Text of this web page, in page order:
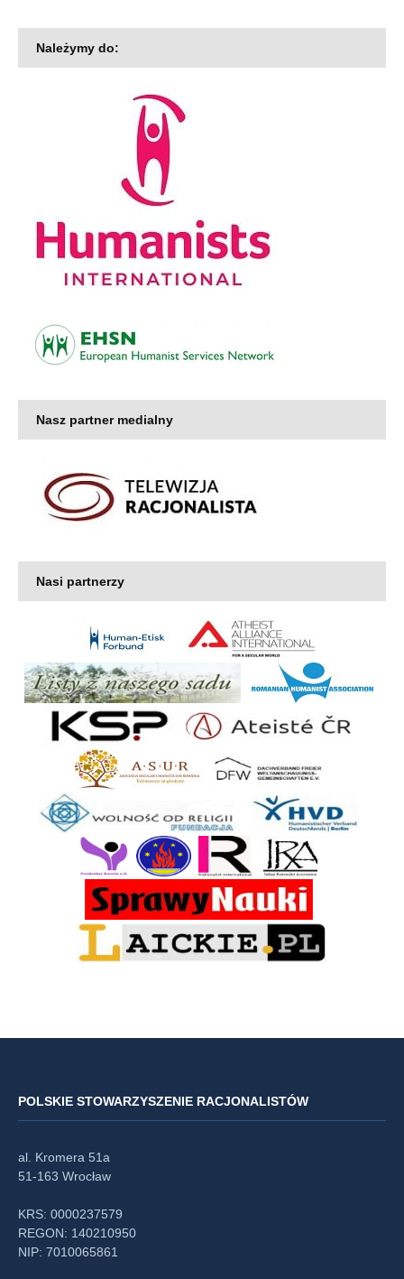
Należymy do:
Nasz partner medialny
Nasi partnerzy
POLSKIE STOWARZYSZENIE RACJONALISTÓW
al. Kromera 51a
51-163 Wrocław
KRS: 0000237579
REGON: 140210950
NIP: 7010065861